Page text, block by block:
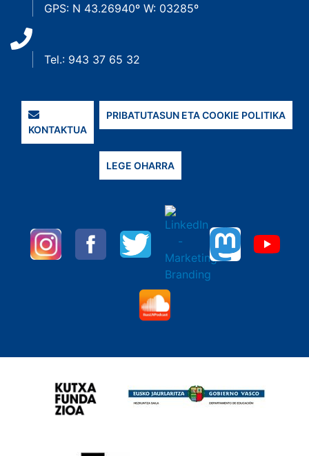
GPS: N 43.26940º W: 03285º
Tel.: 943 37 65 32
KONTAKTUA
PRIBATUTASUN ETA COOKIE POLITIKA
LEGE OHARRA